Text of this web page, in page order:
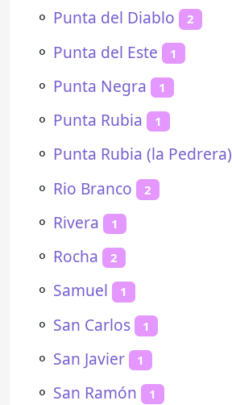
⚬ Punta del Diablo 2
⚬ Punta del Este 1
⚬ Punta Negra 1
⚬ Punta Rubia 1
⚬ Punta Rubia (la Pedrera)
⚬ Rio Branco 2
⚬ Rivera 1
⚬ Rocha 2
⚬ Samuel 1
⚬ San Carlos 1
⚬ San Javier 1
⚬ San Ramón 1